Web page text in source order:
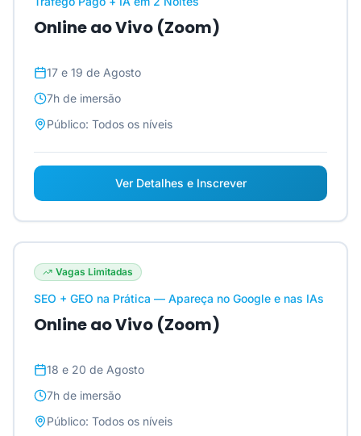
Online ao Vivo (Zoom)
17 e 19 de Agosto
7h de imersão
Público: Todos os níveis
Ver Detalhes e Inscrever
Vagas Limitadas
SEO + GEO na Prática — Apareça no Google e nas IAs
Online ao Vivo (Zoom)
18 e 20 de Agosto
7h de imersão
Público: Todos os níveis